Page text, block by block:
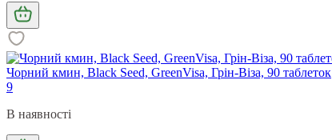
Чорний кмин, Black Seed, GreenVisa, Грін-Віза, 90 таблеток
9
В наявності